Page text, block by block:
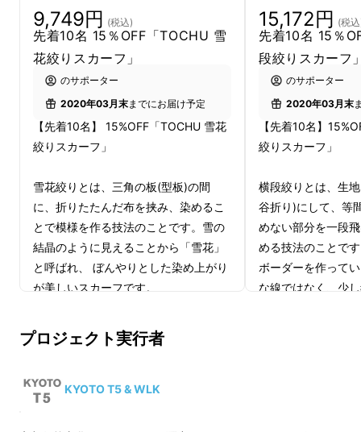
の共同制作です。より多くの方へこの製品を手
にとっていただきたく、プロジェクトが始まり
ました。
KYOTO T5 (キョウトティーファイブ/以下
T5)は、京都の伝統工芸に光を当てます。
9,749円 (税込)
先着10名 15％OFF「TOCHU 雪
花絞りスカーフ」
のサポーター
2020年03月末までにお届け予定
【先着10名】 15%OFF「TOCHU 雪花
絞りスカーフ」
雪花絞りとは、三角の板(型板)の間
に、折りたたんだ布を挟み、染めるこ
とで模様を作る技法のことです。雪の
結晶のように見えることから「雪花」
と呼ばれ、 ぼんやりとした染め上がり
が美しいスカーフです。
-合計金額 : 税込9,749円(商品代 : 税込
8,415円+配送料)
-サイズ : 約550mm×550mm
-制作協力 : たばた絞り（京都・壬生)
15,172円 (税
先着10名 15％
段絞りスカーフ
のサポーター
2020年03月末
【先着10名】
絞りスカーフ」
横段絞りとは、生
谷折り)にして、等
めない部分を一段
める技法のことで
ボーダーを作って
な線ではなく、少
プロジェクト実行者
KYOTO T5 & WLK